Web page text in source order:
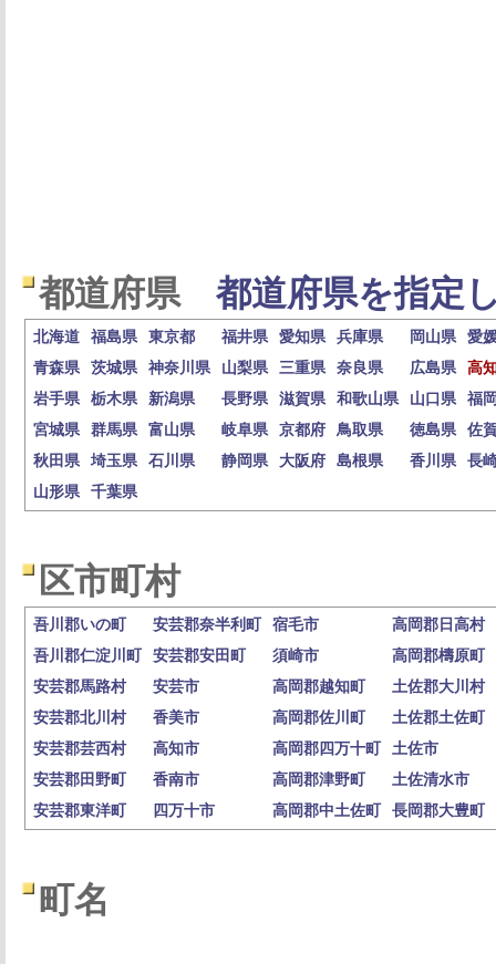
都道府県 都道府県を指定
北海道 福島県 東京都 福井県 愛知県 兵庫県 岡山県
愛
青森県
茨城県 神奈川県 山梨県 三重県 奈良県 広島県
高
岩手県
栃木県 新潟県 長野県 滋賀県 和歌山県 山口県
福
宮城県
群馬県 富山県 岐阜県 京都府 鳥取県 徳島県
佐
秋田県
埼玉県 石川県 静岡県 大阪府 島根県 香川県
長
山形県
千葉県
区市町村
吾川郡いの町 安芸郡奈半利町 宿毛市
高岡郡日高村
吾川郡仁淀川町
安芸郡安田町 須崎市
高岡郡檮原町
安芸郡馬路村
安芸市 高岡郡越知町
土佐郡大川村
安芸郡北川村
香美市 高岡郡佐川町
土佐郡土佐町
安芸郡芸西村
高知市 高岡郡四万十町
土佐市
安芸郡田野町
香南市 高岡郡津野町
土佐清水市
安芸郡東洋町
四万十市 高岡郡中土佐町 長岡郡大豊町
町名